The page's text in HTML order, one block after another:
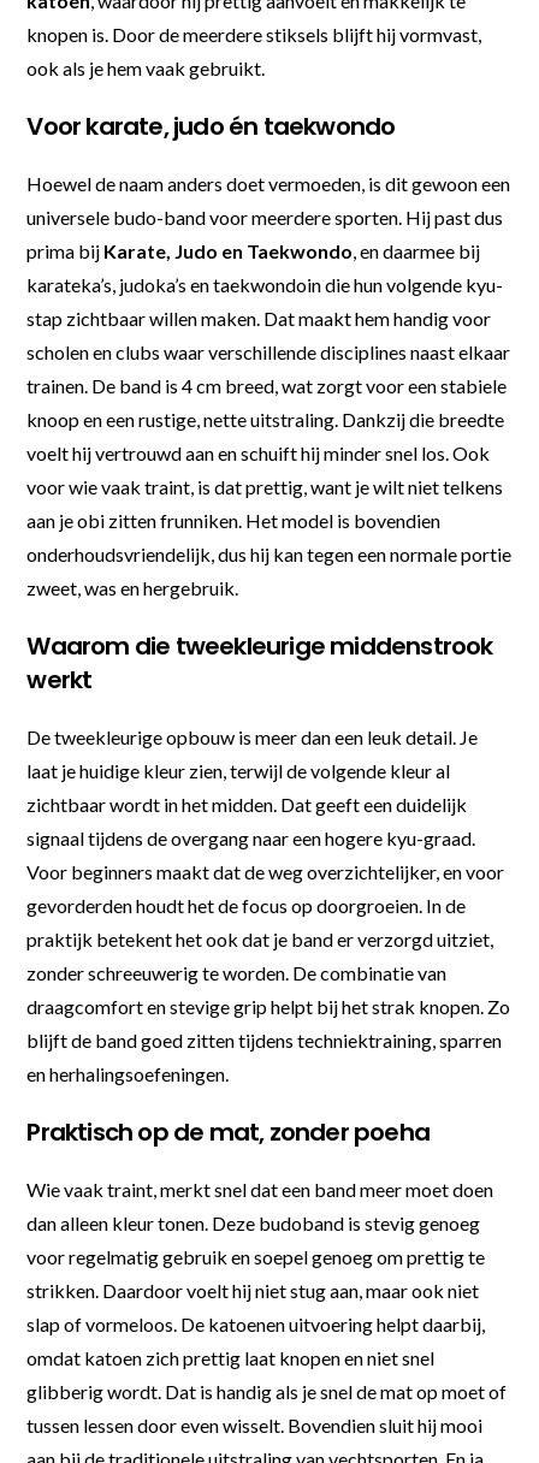
knopen is. Door de meerdere stiksels blijft hij vormvast,
ook als je hem vaak gebruikt.
Voor karate, judo én taekwondo
Hoewel de naam anders doet vermoeden, is dit gewoon een
universele budo-band voor meerdere sporten. Hij past dus
prima bij Karate, Judo en Taekwondo, en daarmee bij
karateka’s, judoka’s en taekwondoin die hun volgende kyu-
stap zichtbaar willen maken. Dat maakt hem handig voor
scholen en clubs waar verschillende disciplines naast elkaar
trainen. De band is 4 cm breed, wat zorgt voor een stabiele
knoop en een rustige, nette uitstraling. Dankzij die breedte
voelt hij vertrouwd aan en schuift hij minder snel los. Ook
voor wie vaak traint, is dat prettig, want je wilt niet telkens
aan je obi zitten frunniken. Het model is bovendien
onderhoudsvriendelijk, dus hij kan tegen een normale portie
zweet, was en hergebruik.
Waarom die tweekleurige middenstrook
werkt
De tweekleurige opbouw is meer dan een leuk detail. Je
laat je huidige kleur zien, terwijl de volgende kleur al
zichtbaar wordt in het midden. Dat geeft een duidelijk
signaal tijdens de overgang naar een hogere kyu-graad.
Voor beginners maakt dat de weg overzichtelijker, en voor
gevorderden houdt het de focus op doorgroeien. In de
praktijk betekent het ook dat je band er verzorgd uitziet,
zonder schreeuwerig te worden. De combinatie van
draagcomfort en stevige grip helpt bij het strak knopen. Zo
blijft de band goed zitten tijdens techniektraining, sparren
en herhalingsoefeningen.
Praktisch op de mat, zonder poeha
Wie vaak traint, merkt snel dat een band meer moet doen
dan alleen kleur tonen. Deze budoband is stevig genoeg
voor regelmatig gebruik en soepel genoeg om prettig te
strikken. Daardoor voelt hij niet stug aan, maar ook niet
slap of vormeloos. De katoenen uitvoering helpt daarbij,
omdat katoen zich prettig laat knopen en niet snel
glibberig wordt. Dat is handig als je snel de mat op moet of
tussen lessen door even wisselt. Bovendien sluit hij mooi